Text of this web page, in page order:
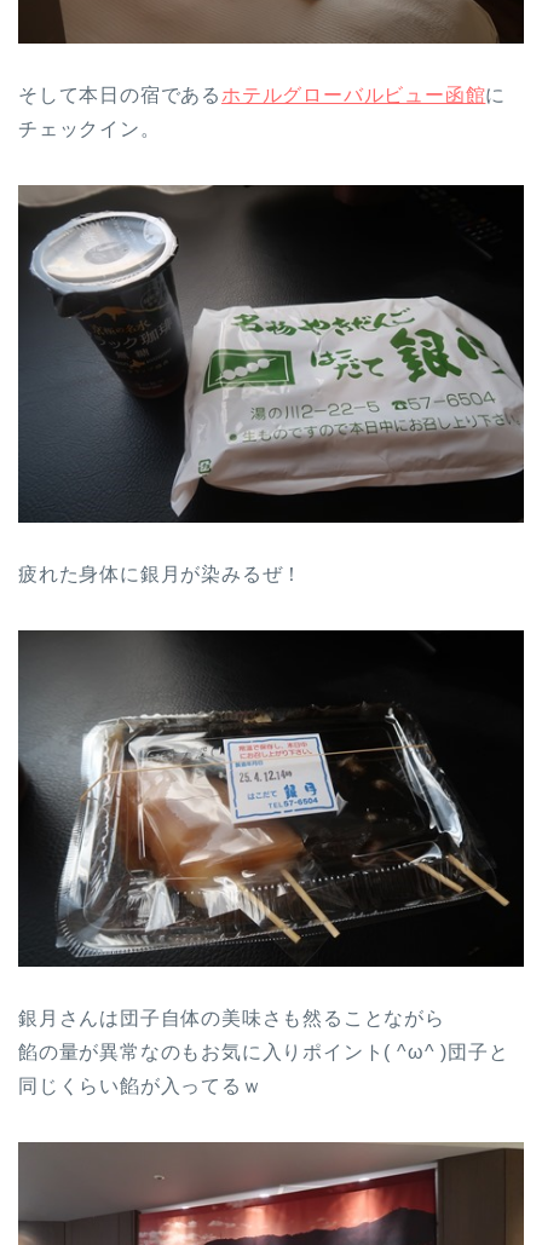
そして本日の宿である ホテルグローバルビュー函館に
チェックイン。
疲れた身体に銀月が染みるぜ！
銀月さんは団子自体の美味さも然ることながら
餡の量が異常なのもお気に入りポイント( ^ω^ )団子と
同じくらい餡が入ってるｗ